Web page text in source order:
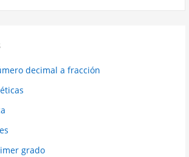
decimal a fracción
grado